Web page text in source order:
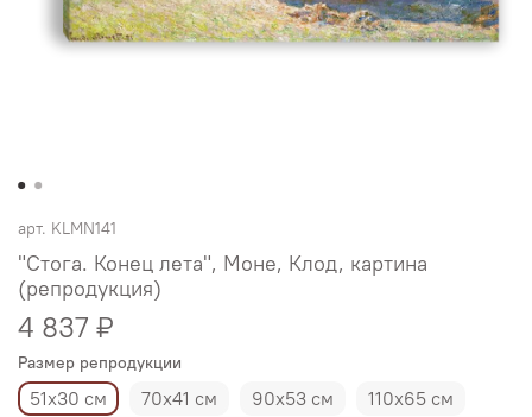
арт. KLMN141
"Стога. Конец лета", Моне, Клод, картина
(репродукция)
4 837 ₽
Размер репродукции
51х30 см 70х41 см 90х53 см
110х65 см